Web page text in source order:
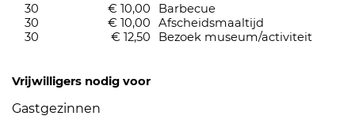
30
€ 10,00
Barbecue
30
€ 10,00
Afscheidsmaaltijd
30
€ 12,50 Bezoek museum/activiteit
Vrijwilligers nodig voor
Gastgezinnen